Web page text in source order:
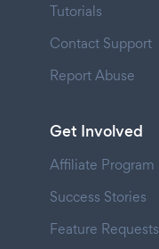
Tutorials
Contact Support
Report Abuse
Get Involved
Affiliate Program
Success Stories
Feature Requests